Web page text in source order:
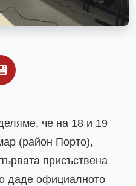
че на 18 и 19
(район Порто),
присъствена
даде официалното